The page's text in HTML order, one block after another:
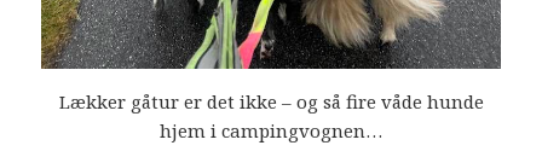
Lækker gåtur er det ikke – og så fire våde hunde
hjem i campingvognen…